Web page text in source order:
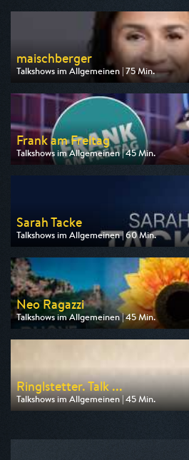
maischberger
Talkshows im Allgemeinen | 75 Min.
Ausgestrahlt von ARD
am 11.08.2026, 22:50
Frank am Freitag
Talkshows im Allgemeinen | 45 Min.
Ausgestrahlt von BR
Sarah Tacke
Talkshows im Allgemeinen | 60 Min.
Ausgestrahlt von ZDF
am 13.08.2026, 23:30
Neo Ragazzi
Talkshows im Allgemeinen | 45 Min.
Ausgestrahlt von ZDF neo
am 13.08.2026, 23:40
Ringlstetter. Talk ...
Talkshows im Allgemeinen | 45 Min.
Ausgestrahlt von BR